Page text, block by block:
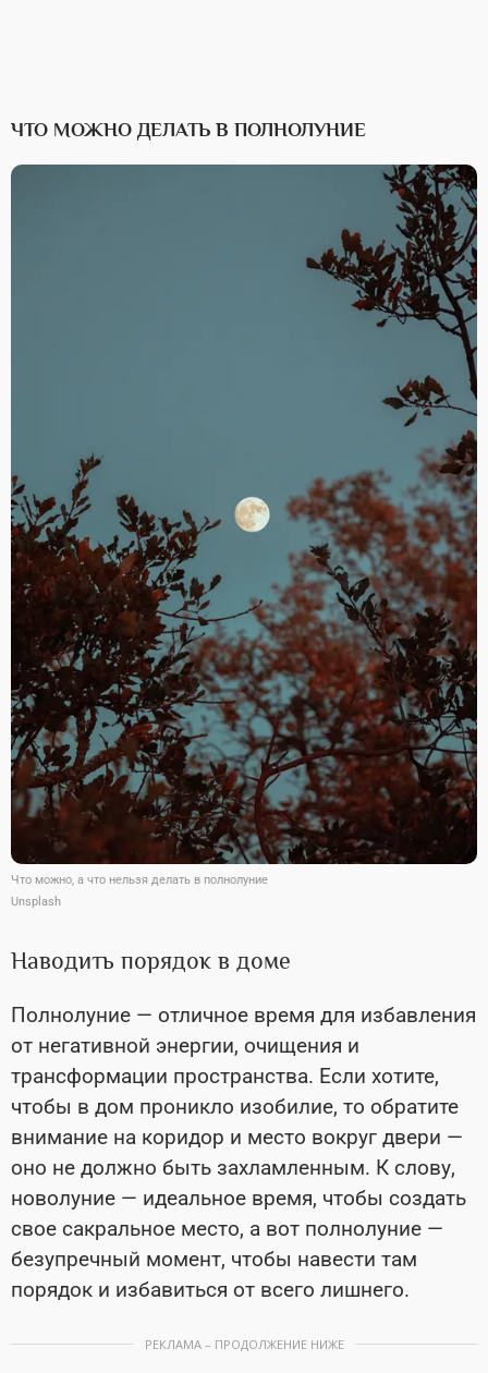
ЧТО МОЖНО ДЕЛАТЬ В ПОЛНОЛУНИЕ
Что можно, а что нельзя делать в полнолуние
Unsplash
Наводить порядок в доме
Полнолуние — отличное время для избавления
от негативной энергии, очищения и
трансформации пространства. Если хотите,
чтобы в дом проникло изобилие, то обратите
внимание на коридор и место вокруг двери —
оно не должно быть захламленным. К слову,
новолуние — идеальное время, чтобы создать
свое сакральное место, а вот полнолуние —
безупречный момент, чтобы навести там
порядок и избавиться от всего лишнего.
РЕКЛАМА – ПРОДОЛЖЕНИЕ НИЖЕ